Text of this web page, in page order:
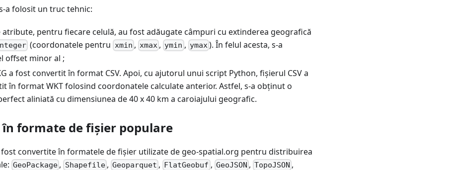
a folosit un truc tehnic:
atribute, pentru fiecare celulă, au fost adăugate câmpuri cu extinderea geografică
(coordonatele pentru xmin , xmax , ymin , ymax). În felul acesta, s-a
offset minor al ;
a fost convertit în format CSV. Apoi, cu ajutorul unui script Python, fișierul CSV a
în format WKT folosind coordonatele calculate anterior. Astfel, s-a obținut o
aliniată cu dimensiunea de 40 x 40 km a caroiajului geografic.
în formate de fișier populare
fost convertite în formatele de fișier utilizate de geo-spatial.org pentru distribuirea
GeoPackage , Shapefile, Geoparquet , FlatGeobuf , GeoJSON , TopoJSON ,